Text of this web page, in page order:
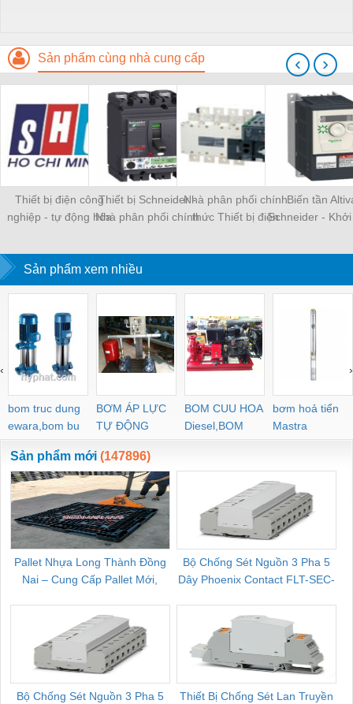
Sản phẩm cùng nhà cung cấp
Thiết bị điện công
nghiệp - tự động hóa
Socomec, Omron,
Mitsubishi, LS
Thiết bị Schneider -
Nhà phân phối chính
Nhà phân phối chính
thức Thiết bị điện
Biến tần
Schneider -
Phân Phối
‹ ›
Sản phẩm xem nhiều
bom truc dung
ewara,bom bu
ewara
BƠM ÁP LỰC
TỰ ĐỘNG
BOM CUU HOA
Diesel,BOM
CHUA CHAY
bơm hoả tiển
Mastra
‹ ›
Sản phẩm mới (147896)
Pallet Nhựa Long Thành Đồng
Nai – Cung Cấp Pallet Mới,
Bộ Chống Sét Nguồn 3 Pha 5
Dây Phoenix Contact FLT-SEC-
Bộ Chống Sét Nguồn 3 Pha 5
Thiết Bị Chống Sét Lan Truyền